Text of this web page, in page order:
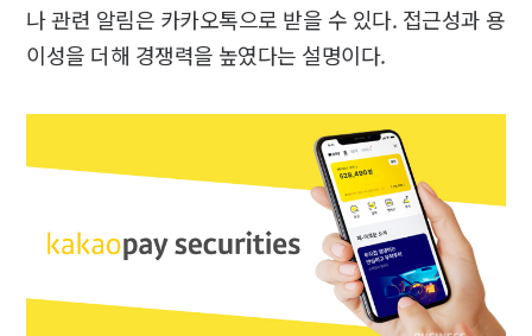
나 관련 알림은 카카오톡으로 받을 수 있다. 접근성과 용
이성을 더해 경쟁력을 높였다는 설명이다.